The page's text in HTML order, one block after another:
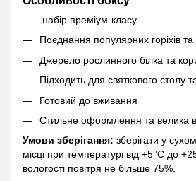
набір преміум-класу
Поєднання популярних горіхів та
Джерело рослинного білка та
Підходить для святкового столу
Готовий до вживання
Стильне оформлення та велика
Умови зберігання: зберігати у
місці при температурі від +5°C до
вологості повітря не більше 75%.